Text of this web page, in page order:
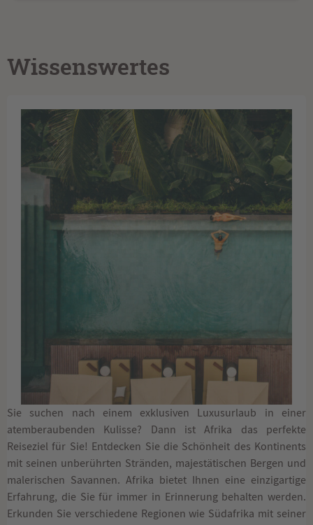
Wissenswertes
Sie suchen nach einem exklusiven Luxusurlaub in einer
atemberaubenden Kulisse? Dann ist Afrika das perfekte
Reiseziel für Sie! Entdecken Sie die Schönheit des Kontinents
mit seinen unberührten Stränden, majestätischen Bergen und
malerischen Savannen. Afrika bietet Ihnen eine einzigartige
Erfahrung, die Sie für immer in Erinnerung behalten werden.
Erkunden Sie verschiedene Regionen wie Südafrika mit seiner